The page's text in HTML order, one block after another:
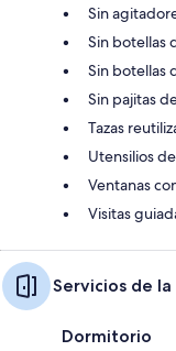
Sin
Sin botellas
Sin botellas
Sin pajitas
Tazas
Utensilios
Ventanas
Visitas
Servicios de
Dormitorio